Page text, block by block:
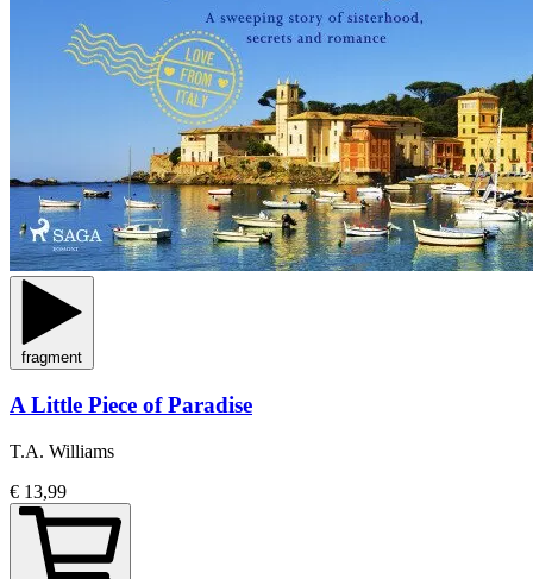
fragment
A Little Piece of Paradise
T.A. Williams
€ 13,99